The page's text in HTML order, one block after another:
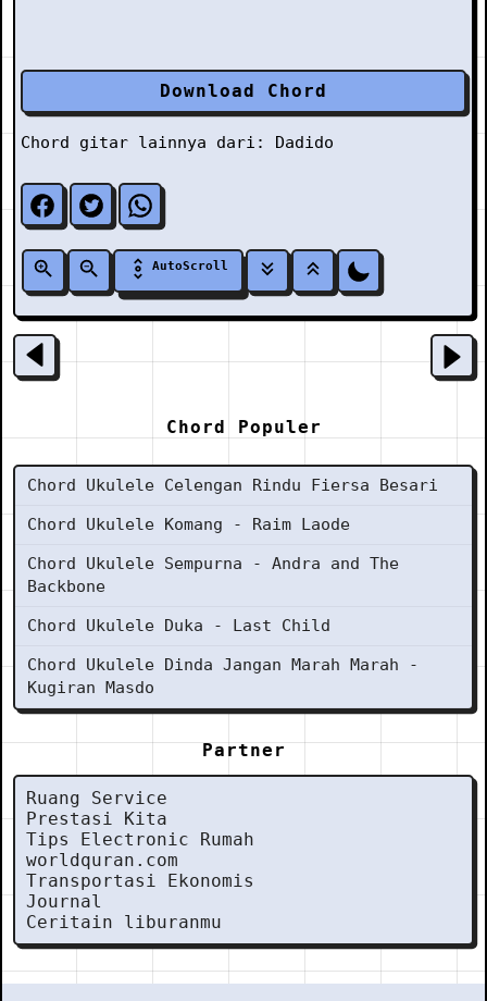
Download Chord
Chord gitar lainnya dari: Dadido
AutoScroll
Chord Populer
Chord Ukulele Celengan Rindu Fiersa Besari
Chord Ukulele Komang - Raim Laode
Chord Ukulele Sempurna - Andra and The
Backbone
Chord Ukulele Duka - Last Child
Chord Ukulele Dinda Jangan Marah Marah -
Kugiran Masdo
Partner
Ruang Service
Prestasi Kita
Tips Electronic Rumah
worldquran.com
Transportasi Ekonomis
Journal
Ceritain liburanmu